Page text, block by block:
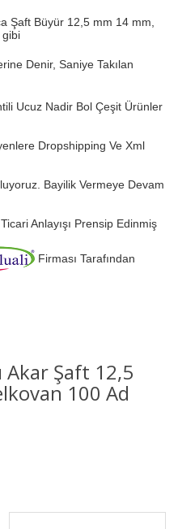
Şaft Büyür 12,5 mm 14 mm,
Denir, Saniye Takılan
Ucuz Nadir Bol Çeşit Ürünler
Dropshipping Ve Xml
Bayilik Vermeye Devam
Anlayışı Prensip Edinmiş
Firması Tarafından
Akar Şaft 12,5
100 Ad